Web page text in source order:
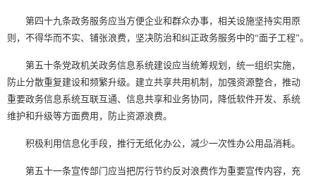
第四十九条政务服务应当方便企业和群众办事，相关设施坚持实用原
则，不得华而不实、铺张浪费，坚决防治和纠正政务服务中的“面子工程”。
第五十条党政机关政务信息系统建设应当统筹规划，统一组织实施，
防止分散重复建设和频繁升级。建立共享共用机制，加强资源整合，推动
重要政务信息系统互联互通、信息共享和业务协同，降低软件开发、系统
维护和升级等方面费用，防止资源浪费。
积极利用信息化手段，推行无纸化办公，减少一次性办公用品消耗。
第五十一条宣传部门应当把厉行节约反对浪费作为重要宣传内容，充